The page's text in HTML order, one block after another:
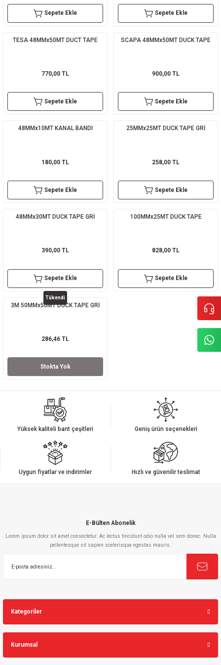
Sepete Ekle Sepete Ekle
TESA 48MMx50MT DUCT TAPE
770,00 TL
Sepete Ekle
SCAPA 48MMx50MT DUCK TAPE
900,00 TL
Sepete Ekle
48MMx10MT KANAL BANDI
180,00 TL
Sepete Ekle
25MMx25MT DUCK TAPE GRİ
258,00 TL
Sepete Ekle
48MMx30MT DUCK TAPE GRİ
390,00 TL
Sepete Ekle
100MMx25MT DUCK TAPE
828,00 TL
Sepete Ekle
Tükendi
3M 50MMx50MT DUCK TAPE GRİ
286,46 TL
Stokta Yok
Yüksek kaliteli bant çeşitleri Geniş ürün seçenekleri
Uygun fiyatlar ve indirimler Hızlı ve güvenilir teslimat
E-Bülten Abonelik
Lorem ipsum dolor sit amet consectetur. Ac lectus tincidunt odio nulla vel sem donec. Nulla
pellentesque sit sapien scelerisque egestas mauris.
Kategoriler
Kurumsal